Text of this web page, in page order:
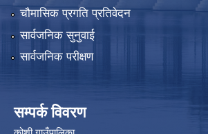
चौमासिक प्रगति प्रतिवेदन
सार्वजनिक सुनुवाई
सार्वजनिक परीक्षण
सम्पर्क विवरण